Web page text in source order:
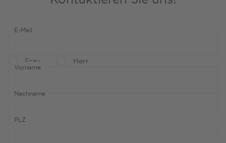
E-Mail
Frau Herr
Vorname
Nachname
PLZ